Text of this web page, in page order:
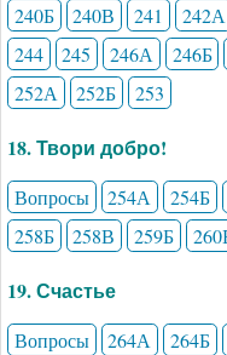
240Б
240В 241 242А
244
245 246А 246Б
252А
252Б 253
18. Твори добро!
Вопросы 254А 254Б
258Б
258В 259Б
19. Счастье
Вопросы 264А 264Б